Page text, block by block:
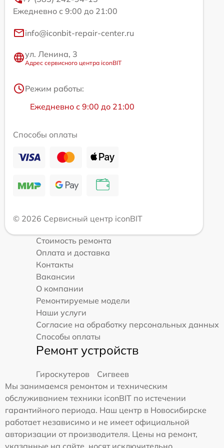
Ежедневно с 9:00 до 21:00
info@iconbit-repair-center.ru
ул. Ленина, 3
Адрес сервисного центра iconBIT
Режим работы:
Ежедневно с 9:00 до 21:00
Способы оплаты
© 2026 Сервисный центр iconBIT
Стоимость ремонта
Оплата и доставка
Контакты
Вакансии
О компании
Ремонтируемые модели
Наши услуги
Согласие на обработку персональных данных
Способы оплаты
Ремонт устройств
Гироскутеров
Сигвеев
Мы занимаемся ремонтом и техническим
обслуживанием техники iconBIT по истечении
гарантийного периода. Наш центр в Новосибирске
работает независимо и не имеет официальной
авторизации от производителя. Цены на ремонт,
указанные на сайте, носят исключительно